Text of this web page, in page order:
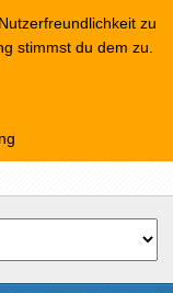
zu
stimmst du dem zu.